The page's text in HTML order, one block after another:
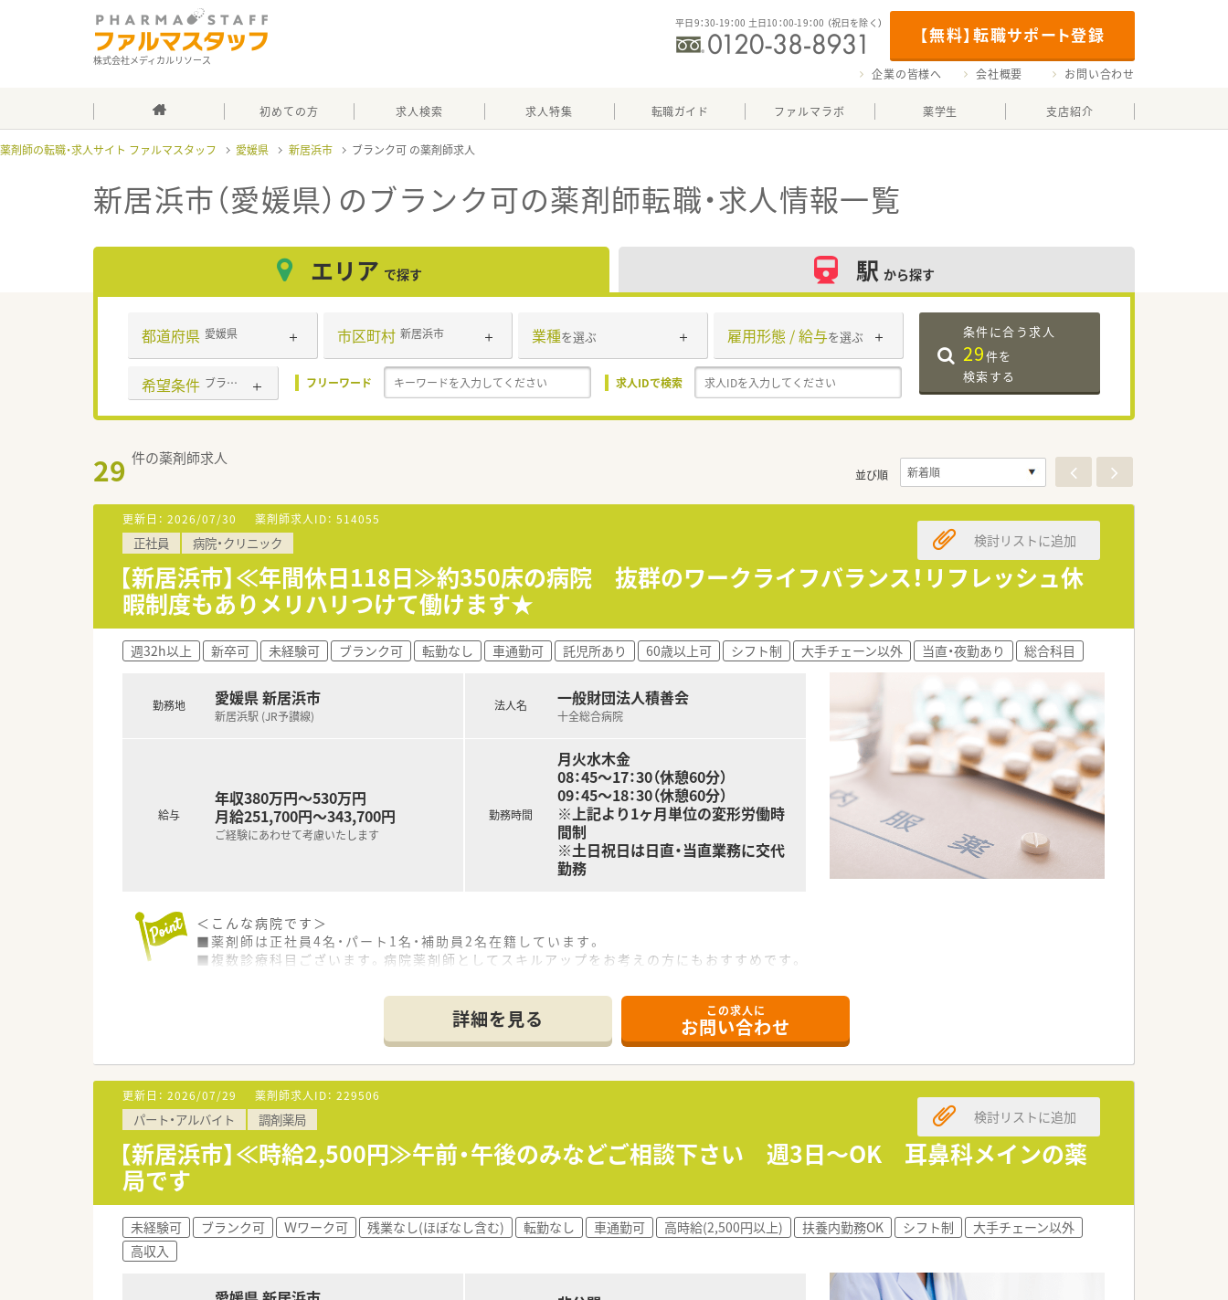
株式会社メディカルリソース
【無料】転職サポート登録
平日9：30-19：00 土日10：00-19：00 （祝日を除く）
企業の皆様へ 会社概要 お問い合わせ
初めての方 求人検索 求人特集 転職ガイド ファルマラボ 薬学生 支店紹介
薬剤師の転職・求人サイト ファルマスタッフ 愛媛県 新居浜市 ブランク可
新居浜市（愛媛県）のブランク可の薬剤師転職・求人情報一覧
エリア で探す 駅 から探す
都道府県 愛媛県 市区町村 新居浜市 業種を選ぶ 雇用形態 / 給与を選ぶ
希望条件 ブランク可 フリーワード 求人IDで検索
条件に合う求人
29件を
検索する
29 件の薬剤師求人
並び順
更新日： 2026/07/30 薬剤師求人ID： 514055
正社員 病院・クリニック
【新居浜市】≪年間休日118日≫約350床の病院 抜群のワークライフバランス！リフレッシュ休
暇制度もありメリハリつけて働けます★
検討リストに追加
週32h以上 新卒可 未経験可 ブランク可 転勤なし 車通勤可 託児所あり 60歳以上可 シフト制 大手チェーン以外 当直・夜勤あり 総合科目
勤務地 愛媛県 新居浜市
新居浜駅 (JR予讃線)
給与
年収380万円～530万円
月給251,700円～343,700円
ご経験にあわせて考慮いたします
法人名 一般財団法人積善会
十全総合病院
勤務時間
月火水木金
08：45～17：30（休憩60分）
09：45～18：30（休憩60分）
※上記より1ヶ月単位の変形労働時
間制
※土日祝日は日直・当直業務に交代
勤務
＜こんな病院です＞
■薬剤師は正社員4名・パート1名・補助員2名在籍しています。
■複数診療科目ございます。病院薬剤師としてスキルアップをお考えの方にもおすすめです。
■調剤・監査業務、薬剤管理指導、チーム医療、病棟業務、抗がん剤ミキシング等をお願いします。
■スキルアップ、認定資格取得、学会出張の支援等ございます。
＜法人特徴＞
■約350床（一般病床・療養病床）の病院です。
■住宅手当や子育て支援手当など各種手当も充実しています。
■残業は月10時間程度とほぼございません。
■薬剤師としてのスキルを高めたい方
■チーム医療で活躍したい方
詳細を見る この求人に
お問い合わせ
更新日： 2026/07/29 薬剤師求人ID： 229506
パート・アルバイト 調剤薬局
【新居浜市】≪時給2,500円≫午前・午後のみなどご相談下さい 週3日～OK 耳鼻科メインの薬
局です
検討リストに追加
未経験可 ブランク可 Ｗワーク可 残業なし(ほぼなし含む) 転勤なし 車通勤可 高時給(2,500円以上) 扶養内勤務OK シフト制
大手チェーン以外
高収入